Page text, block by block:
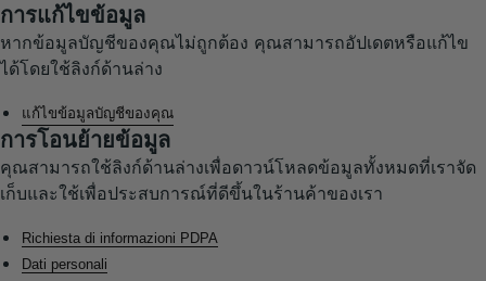
การแก้ไขข้อมูล
หากข้อมูลบัญชีของคุณไม่ถูกต้อง คุณสามารถอัปเดตหรือแก้ไข
ได้โดยใช้ลิงก์ด้านล่าง
แก้ไขข้อมูลบัญชีของคุณ
การโอนย้ายข้อมูล
คุณสามารถใช้ลิงก์ด้านล่างเพื่อดาวน์โหลดข้อมูลทั้งหมดที่เราจัด
เก็บและใช้เพื่อประสบการณ์ที่ดีขึ้นในร้านค้าของเรา
Richiesta di informazioni PDPA
Dati personali